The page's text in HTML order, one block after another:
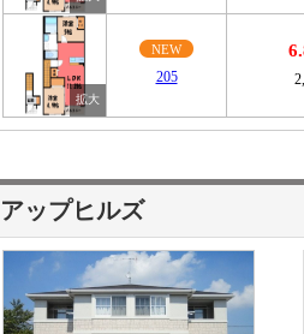
NEW
205
アップヒルズ